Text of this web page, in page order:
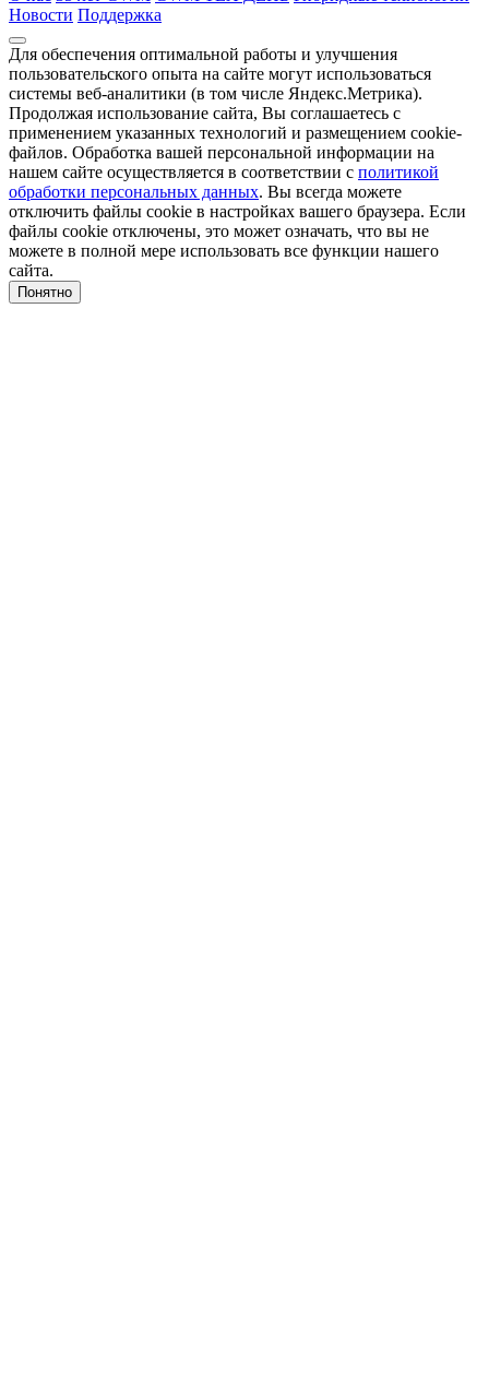
Новости Поддержка
Для обеспечения оптимальной работы и улучшения
пользовательского опыта на сайте могут использоваться
системы веб-аналитики (в том числе Яндекс.Метрика).
Продолжая использование сайта, Вы соглашаетесь с
применением указанных технологий и размещением cookie-
файлов. Обработка вашей персональной информации на
нашем сайте осуществляется в соответствии с политикой
обработки персональных данных. Вы всегда можете
отключить файлы cookie в настройках вашего браузера. Если
файлы cookie отключены, это может означать, что вы не
можете в полной мере использовать все функции нашего
сайта.
Понятно